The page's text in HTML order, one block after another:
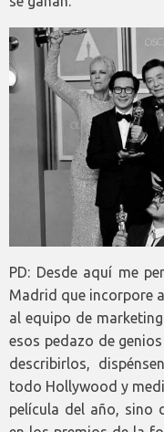
PD: Desde aquí me
Madrid que incorpore
al equipo de
esos pedazo de
describirlos,
todo Hollywood y
película del año, sino